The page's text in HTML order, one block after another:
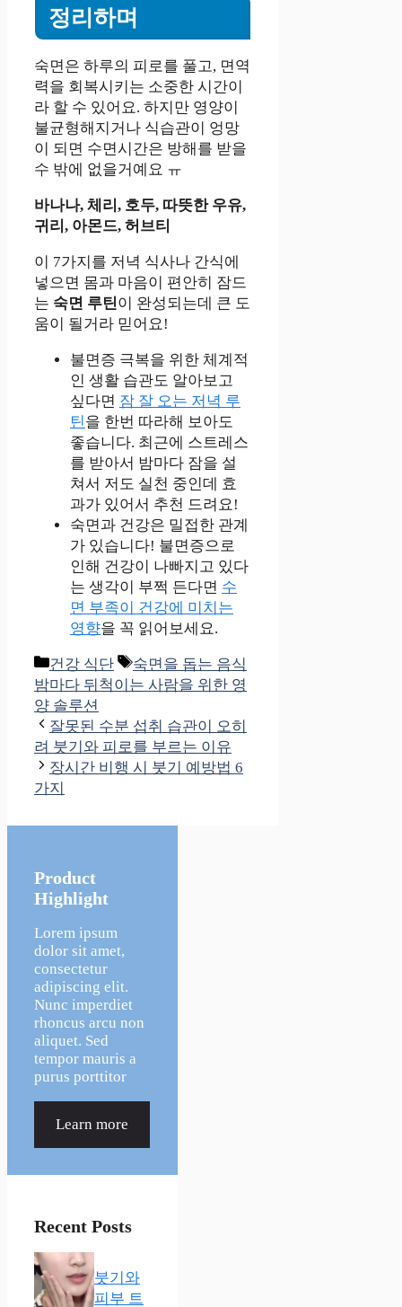
정리하며
숙면은 하루의 피로를 풀고, 면역
력을 회복시키는 소중한 시간이
라 할 수 있어요. 하지만 영양이
불균형해지거나 식습관이 엉망
이 되면 수면시간은 방해를 받을
수 밖에 없을거예요 ㅠ
바나나, 체리, 호두, 따뜻한 우유,
귀리, 아몬드, 허브티
이 7가지를 저녁 식사나 간식에
넣으면 몸과 마음이 편안히 잠드
는 숙면 루틴이 완성되는데 큰 도
움이 될거라 믿어요!
불면증 극복을 위한 체계적
인 생활 습관도 알아보고
싶다면 잠 잘 오는 저녁 루
틴을 한번 따라해 보아도
좋습니다. 최근에 스트레스
를 받아서 밤마다 잠을 설
쳐서 저도 실천 중인데 효
과가 있어서 추천 드려요!
숙면과 건강은 밀접한 관계
가 있습니다! 불면증으로
인해 건강이 나빠지고 있다
는 생각이 부쩍 든다면 수
면 부족이 건강에 미치는
영향을 꼭 읽어보세요.
카
테
고
리
건강 식단
태
그
숙면을 돕는 음식
밤마다 뒤척이는 사람을 위한 영
양 솔루션
잘못된 수분 섭취 습관이 오히
려 붓기와 피로를 부르는 이유
장시간 비행 시 붓기 예방법 6
가지
Product
Highlight
Lorem ipsum
dolor sit amet,
consectetur
adipiscing elit.
Nunc imperdiet
rhoncus arcu non
aliquet. Sed
tempor mauris a
purus porttitor
Learn more
Recent Posts
붓기와
피부 트